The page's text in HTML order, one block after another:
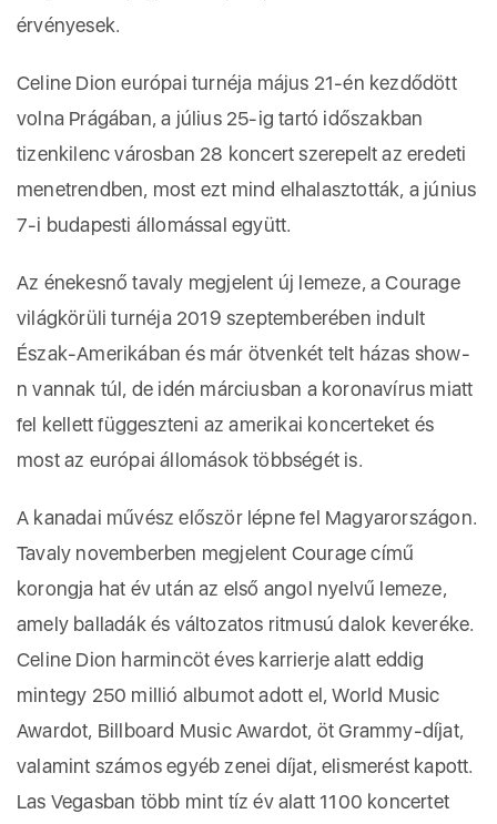
érvényesek.
Celine Dion európai turnéja május 21-én kezdődött
volna Prágában, a július 25-ig tartó időszakban
tizenkilenc városban 28 koncert szerepelt az eredeti
menetrendben, most ezt mind elhalasztották, a június
7-i budapesti állomással együtt.
Az énekesnő tavaly megjelent új lemeze, a Courage
világkörüli turnéja 2019 szeptemberében indult
Észak-Amerikában és már ötvenkét telt házas show-
n vannak túl, de idén márciusban a koronavírus miatt
fel kellett függeszteni az amerikai koncerteket és
most az európai állomások többségét is.
A kanadai művész először lépne fel Magyarországon.
Tavaly novemberben megjelent Courage című
korongja hat év után az első angol nyelvű lemeze,
amely balladák és változatos ritmusú dalok keveréke.
Celine Dion harmincöt éves karrierje alatt eddig
mintegy 250 millió albumot adott el, World Music
Awardot, Billboard Music Awardot, öt Grammy-díjat,
valamint számos egyéb zenei díjat, elismerést kapott.
Las Vegasban több mint tíz év alatt 1100 koncertet